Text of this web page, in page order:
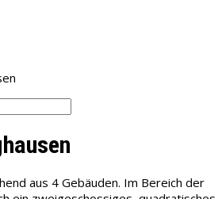
aus 4 Gebäuden. Im Bereich der